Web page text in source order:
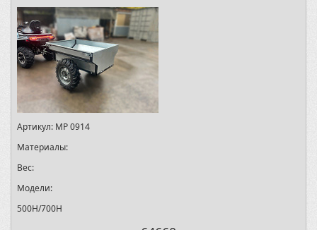
Артикул: MP 0914
Материалы:
Вес:
Модели:
500H/700H